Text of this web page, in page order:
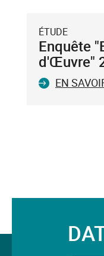
du
clavier.
Vous
ne
pouvez
clé
ÉTUDE
Enquête
d'Œuvre"
EN
Suivez-